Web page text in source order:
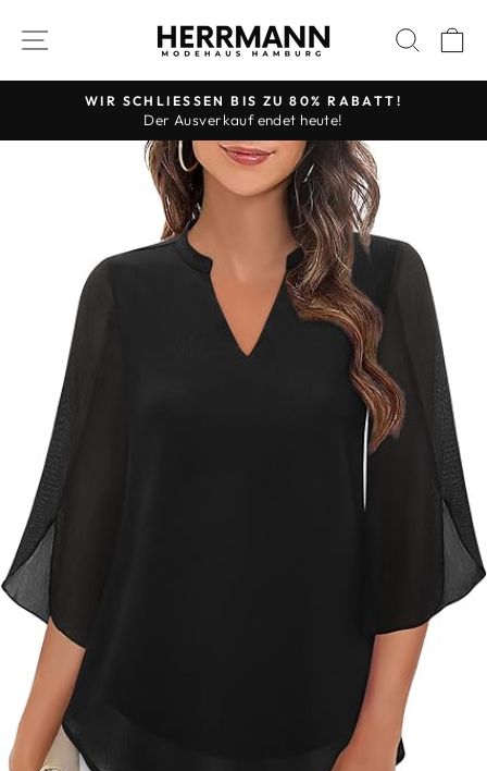
zum
SEITENNAVIGATION
Pause
Diashow
WIR SCHLIESSEN BIS ZU 80% RABATT!
Der Ausverkauf endet heute!